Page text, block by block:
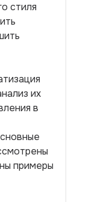
стиля
их
в
примеры